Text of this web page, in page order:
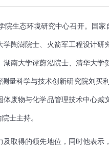
生态环境研究中心召开。国
陶澍院士、火箭军工程设计
南大学谭蔚泓院士、清华大
量科学与技术创新研究院刘
废物与化学品管理技术中心
士主持。
取得的领先地位，同时他表